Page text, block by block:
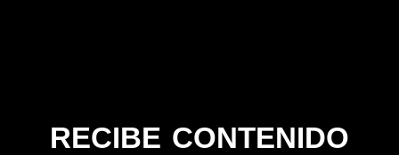
RECIBE CONTENIDO